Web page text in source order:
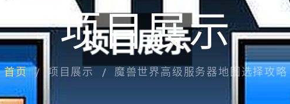
项目展示
首页 项目展示 魔兽世界高级服务器地图选择攻略